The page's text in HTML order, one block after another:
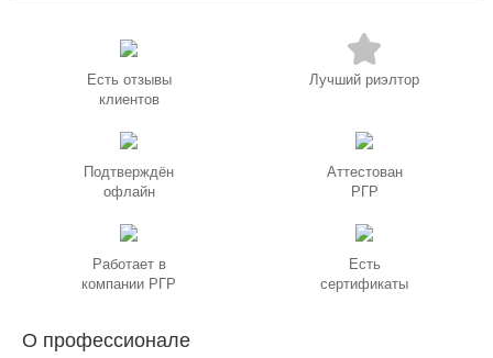
Есть отзывы
клиентов
Лучший риэлтор
Подтверждён
офлайн
Аттестован
РГР
Работает в
компании РГР
Есть
сертификаты
О профессионале